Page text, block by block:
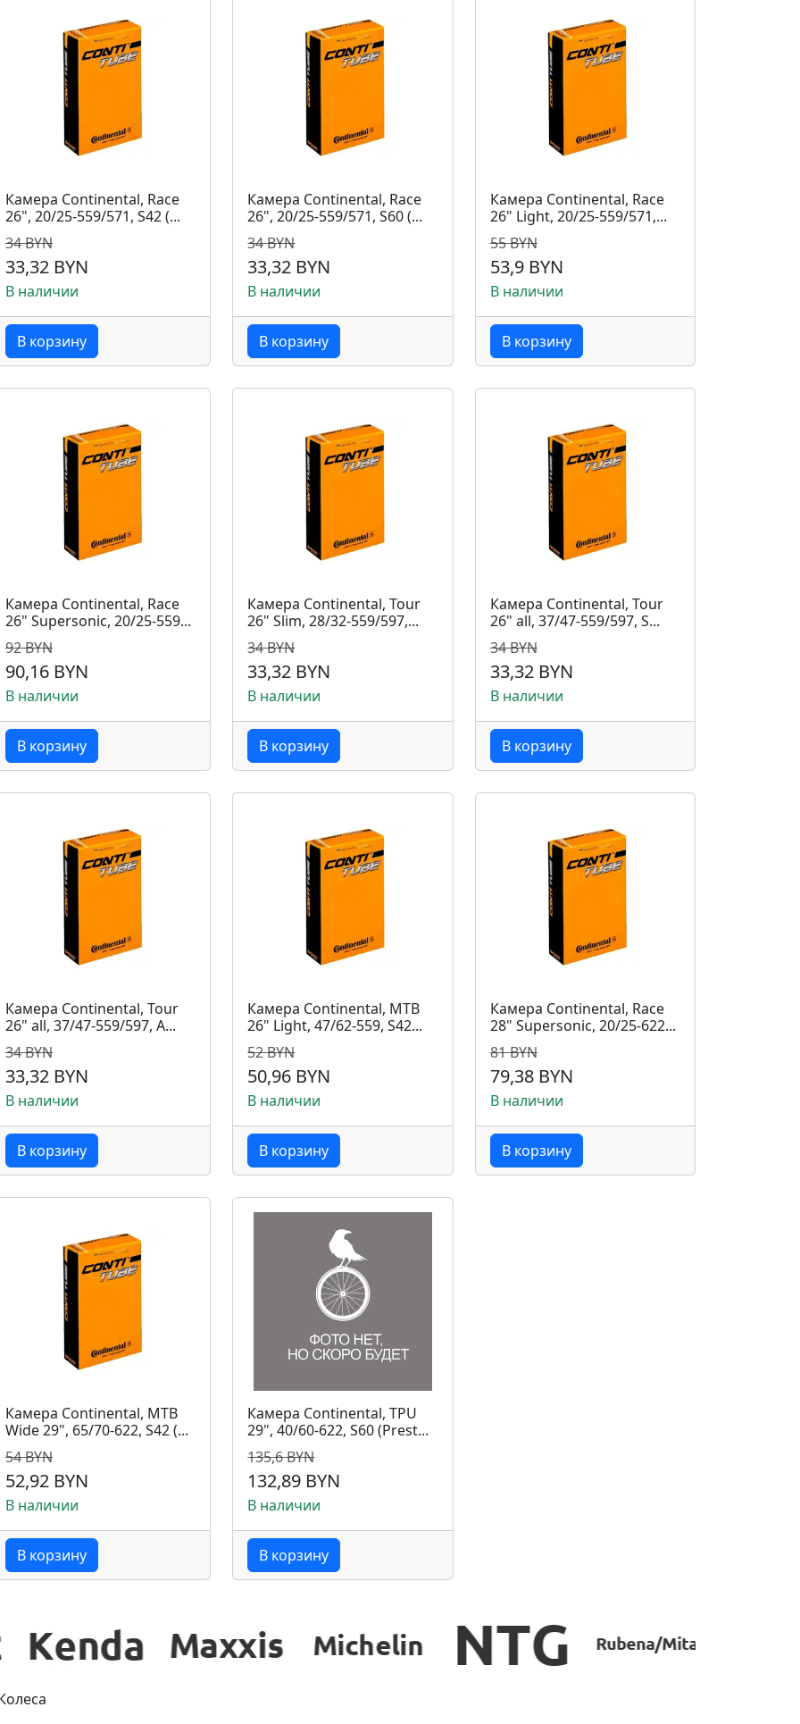
Камера Continental, Race
26", 20/25-559/571, S42 (...
34 BYN
33,32 BYN
В наличии
В корзину
Камера Continental, Race
26", 20/25-559/571, S60 (...
34 BYN
33,32 BYN
В наличии
В корзину
Камера Continental, Race
26" Light, 20/25-559/571,...
55 BYN
53,9 BYN
В наличии
В корзину
Камера Continental, Race
26" Supersonic, 20/25-559...
92 BYN
90,16 BYN
В наличии
В корзину
Камера Continental, Tour
26" Slim, 28/32-559/597,...
34 BYN
33,32 BYN
В наличии
В корзину
Камера Continental, Tour
26" all, 37/47-559/597, S...
34 BYN
33,32 BYN
В наличии
В корзину
Камера Continental, Tour
26" all, 37/47-559/597, A...
34 BYN
33,32 BYN
В наличии
В корзину
Камера Continental, MTB
26" Light, 47/62-559, S42...
52 BYN
50,96 BYN
В наличии
В корзину
Камера Continental, Race
28" Supersonic, 20/25-622...
81 BYN
79,38 BYN
В наличии
В корзину
Камера Continental, MTB
Wide 29", 65/70-622, S42 (...
54 BYN
52,92 BYN
В наличии
В корзину
Камера Continental, TPU
29", 40/60-622, S60 (Prest...
135,6 BYN
132,89 BYN
В наличии
В корзину